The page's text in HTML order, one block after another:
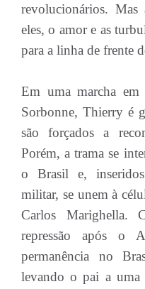
revolucionários. Mas
eles, o amor e as
para a linha de frente
Em uma marcha em
Sorbonne, Thierry é
são forçados a
Porém, a trama se
o Brasil e,
militar, se unem à
Carlos Marighella.
repressão após o
permanência no
levando o pai a uma